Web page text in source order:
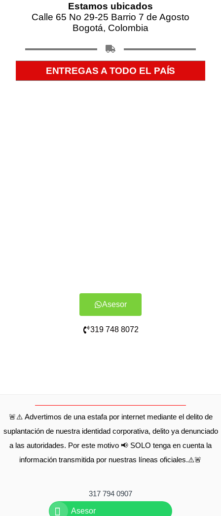
Estamos ubicados
Calle 65 No 29-25 Barrio 7 de Agosto
Bogotá, Colombia
ENTREGAS A TODO EL PAÍS
Asesor
319 748 8072
🚨⚠️ Advertimos de una estafa por internet mediante el delito de
suplantación de nuestra identidad corporativa, delito ya denunciado
a las autoridades. Por este motivo 📢 SOLO tenga en cuenta la
información transmitida por nuestras líneas oficiales.⚠️🚨
317 794 0907
Asesor